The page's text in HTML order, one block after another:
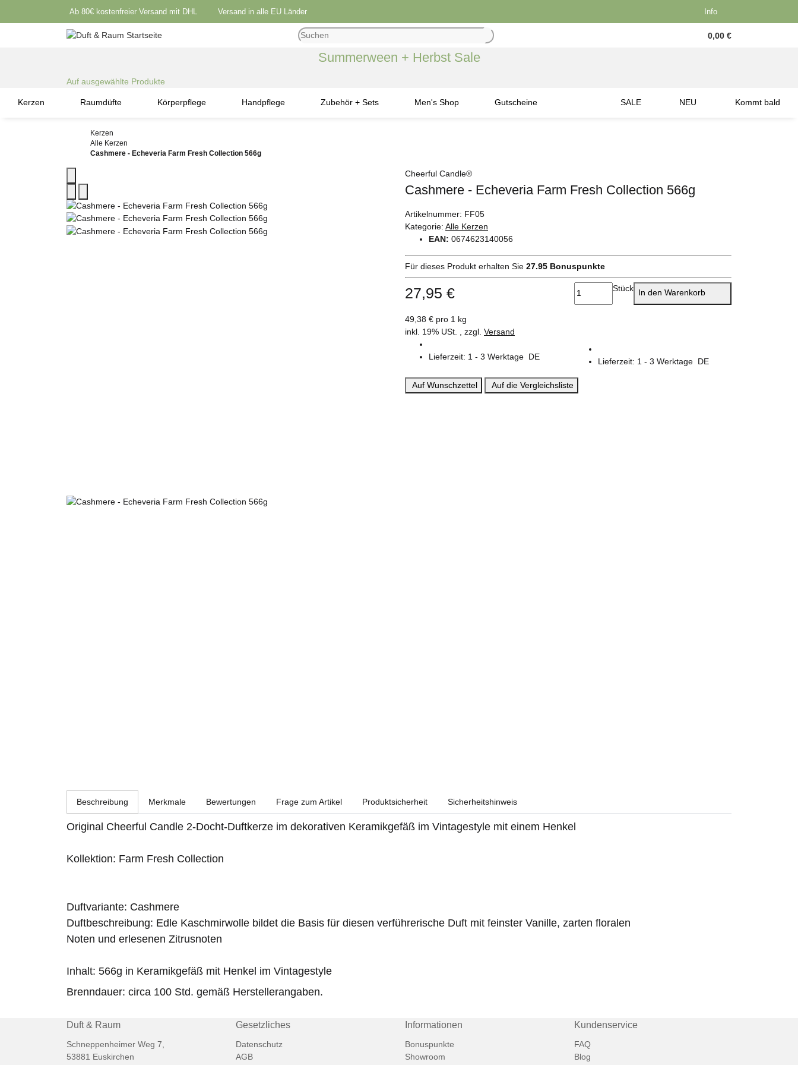
Ab 80€ kostenfreier Versand mit DHL Versand in alle EU Länder Info
0,00 €
Summerween + Herbst Sale
Auf ausgewählte Produkte
Kerzen Raumdüfte Körperpflege Handpflege Zubehör + Sets Men's Shop Gutscheine SALE NEU Kommt bald
Kerzen
Alle Kerzen
Cashmere - Echeveria Farm Fresh Collection 566g
Cheerful Candle®
Cashmere - Echeveria Farm Fresh Collection 566g
Artikelnummer: FF05
Kategorie: Alle Kerzen
EAN: 0674623140056
Für dieses Produkt erhalten Sie 27.95 Bonuspunkte
27,95 €
49,38 € pro 1 kg
inkl. 19% USt. , zzgl. Versand
Lieferzeit: 1 - 3 Werktage DE
Stück In den Warenkorb
Lieferzeit: 1 - 3 Werktage DE
Auf Wunschzettel Auf die Vergleichsliste
Beschreibung Merkmale Bewertungen Frage zum Artikel Produktsicherheit Sicherheitshinweis
Original Cheerful Candle 2-Docht-Duftkerze im dekorativen Keramikgefäß im Vintagestyle mit einem Henkel
Kollektion: Farm Fresh Collection
Duftvariante: Cashmere
Duftbeschreibung: Edle Kaschmirwolle bildet die Basis für diesen verführerische Duft mit feinster Vanille, zarten floralen
Noten und erlesenen Zitrusnoten
Inhalt: 566g in Keramikgefäß mit Henkel im Vintagestyle
Brenndauer: circa 100 Std. gemäß Herstellerangaben.
Duft & Raum
Schneppenheimer Weg 7,
53881 Euskirchen
Gesetzliches
Datenschutz
AGB
Informationen
Bonuspunkte
Showroom
Kundenservice
FAQ
Blog